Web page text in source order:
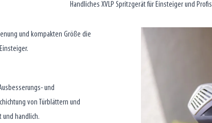
Handliches XVLP Spritzgerät für Einsteiger und Profis
und kompakten Größe die
und
von Türblättern und
und handlich.